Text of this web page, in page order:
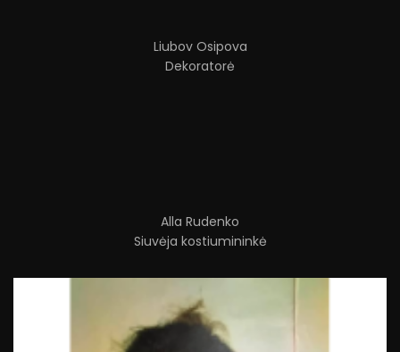
Liubov Osipova
Dekoratorė
Alla Rudenko
Siuvėja kostiumininkė